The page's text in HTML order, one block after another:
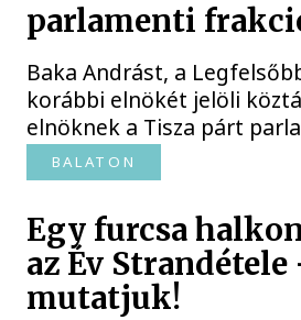
parlamenti
Baka Andrást, a
korábbi elnökét jelöli
elnöknek a Tisza párt
BALATON
Egy furcsa
az Év Strandétele
mutatjuk!